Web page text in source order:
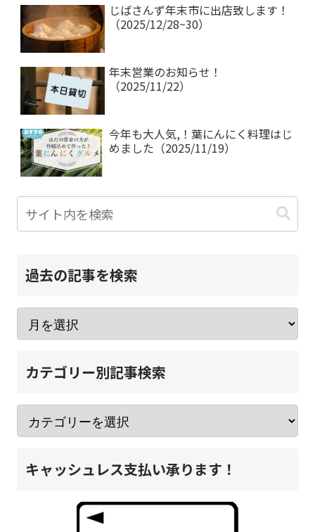
じばさんず年末市に出店致します！
（2025/12/28~30）
年末営業のお知らせ！
（2025/11/22）
今年も大人気,！葉にんにく料理はじ
めました（2025/11/19）
過去の記事を検索
カテゴリー別記事検索
キャッシュレス支払い承ります！